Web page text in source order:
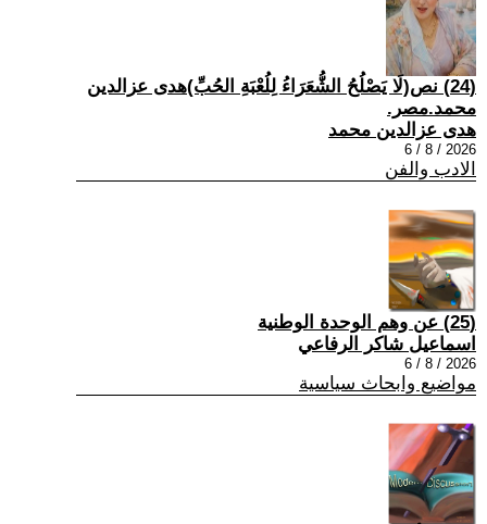
(24) نص(لَا يَصْلُحُ الشُّعَرَاءُ لِلُعْبَةِ الحُبِّ)هدى عزالدين
محمد.مصر.
هدى عزالدين محمد
2026 / 8 / 6
الادب والفن
(25) عن وهم الوحدة الوطنية
اسماعيل شاكر الرفاعي
2026 / 8 / 6
مواضيع وابحاث سياسية